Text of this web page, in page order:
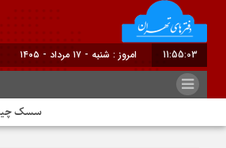
11:55:04 برابر با
سسک چیف